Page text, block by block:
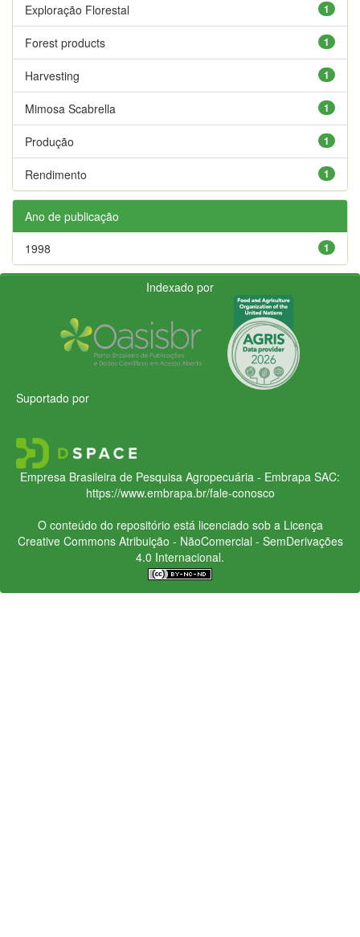
1
Exploração Florestal
1
Forest products
1
Harvesting
1
Mimosa Scabrella
1
Produção
1
Rendimento
Ano de publicação
1
1998
Indexado por
Suportado por
Empresa Brasileira de Pesquisa Agropecuária - Embrapa SAC:
https://www.embrapa.br/fale-conosco
O conteúdo do repositório está licenciado sob a Licença
Creative CommonsAtribuição - NãoComercial - SemDerivações
4.0 Internacional.